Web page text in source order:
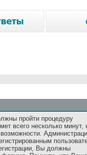
пройти процедуру
всего несколько минут,
Вы должны